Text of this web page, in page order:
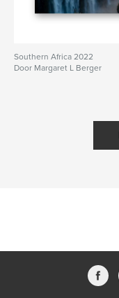
Southern Africa 2022
Door Margaret L Berger